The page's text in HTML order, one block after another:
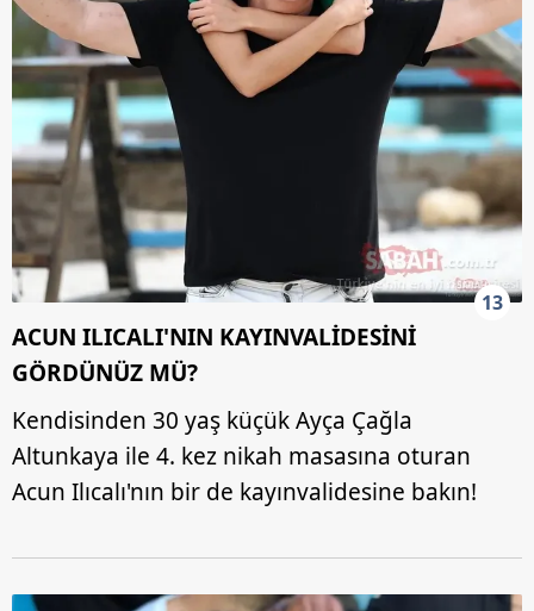
13
ACUN ILICALI'NIN KAYINVALİDESİNİ
GÖRDÜNÜZ MÜ?
Kendisinden 30 yaş küçük Ayça Çağla
Altunkaya ile 4. kez nikah masasına oturan
Acun Ilıcalı'nın bir de kayınvalidesine bakın!